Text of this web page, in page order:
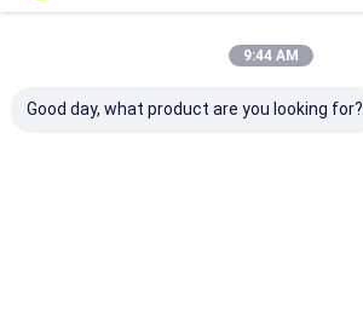
Empfohlene Produkte
9:44 AM
Good day, what product are you looking for?